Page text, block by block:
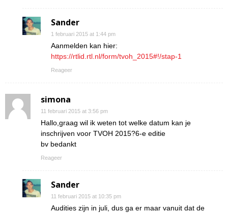
Sander
1 februari 2015 at 1:44 pm
Aanmelden kan hier:
https://rtlid.rtl.nl/form/tvoh_2015#!/stap-1
Reageer
simona
11 februari 2015 at 3:56 pm
Hallo,graag wil ik weten tot welke datum kan je
inschrijven voor TVOH 2015?6-e editie
bv bedankt
Reageer
Sander
11 februari 2015 at 10:35 pm
Audities zijn in juli, dus ga er maar vanuit dat de